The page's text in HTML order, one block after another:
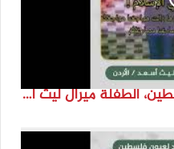
انتماء2021: قصائد لعيون فلسطين، الطفلة ميرال ليث اسعد، الاردن